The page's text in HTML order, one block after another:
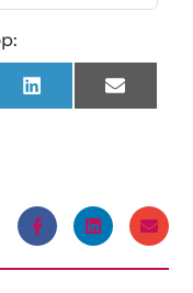
LinkedInEmail